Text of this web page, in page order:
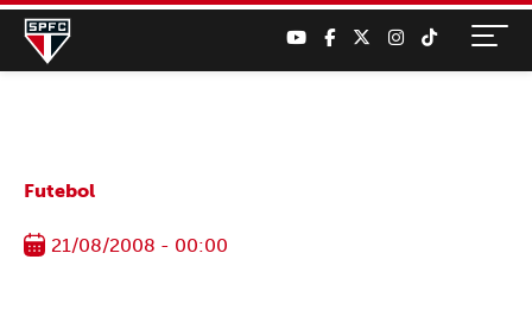
Futebol
21/08/2008 - 00:00